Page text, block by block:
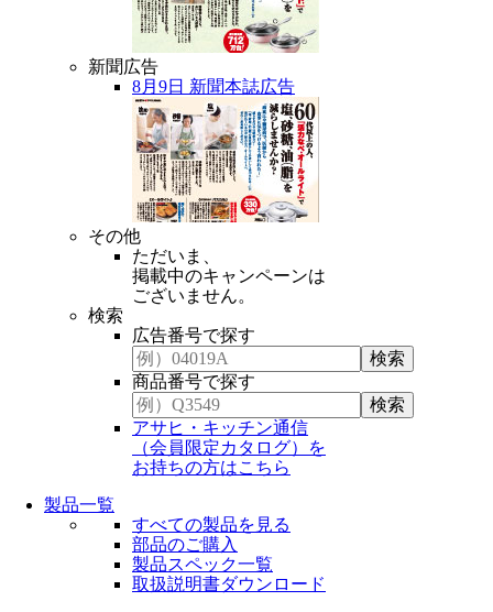
新聞広告
8月9日 新聞本誌広告
その他
ただいま、
掲載中のキャンペーンは
ございません。
検索
広告番号で探す
商品番号で探す
アサヒ・キッチン通信
（会員限定カタログ）を
お持ちの方はこちら
製品一覧
すべての製品を見る
部品のご購入
製品スペック一覧
取扱説明書ダウンロード